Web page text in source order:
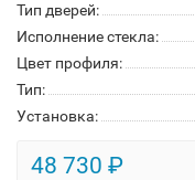
Тип дверей:
Исполнение стекла:
Цвет профиля:
Тип:
Установка:
48 730 ₽